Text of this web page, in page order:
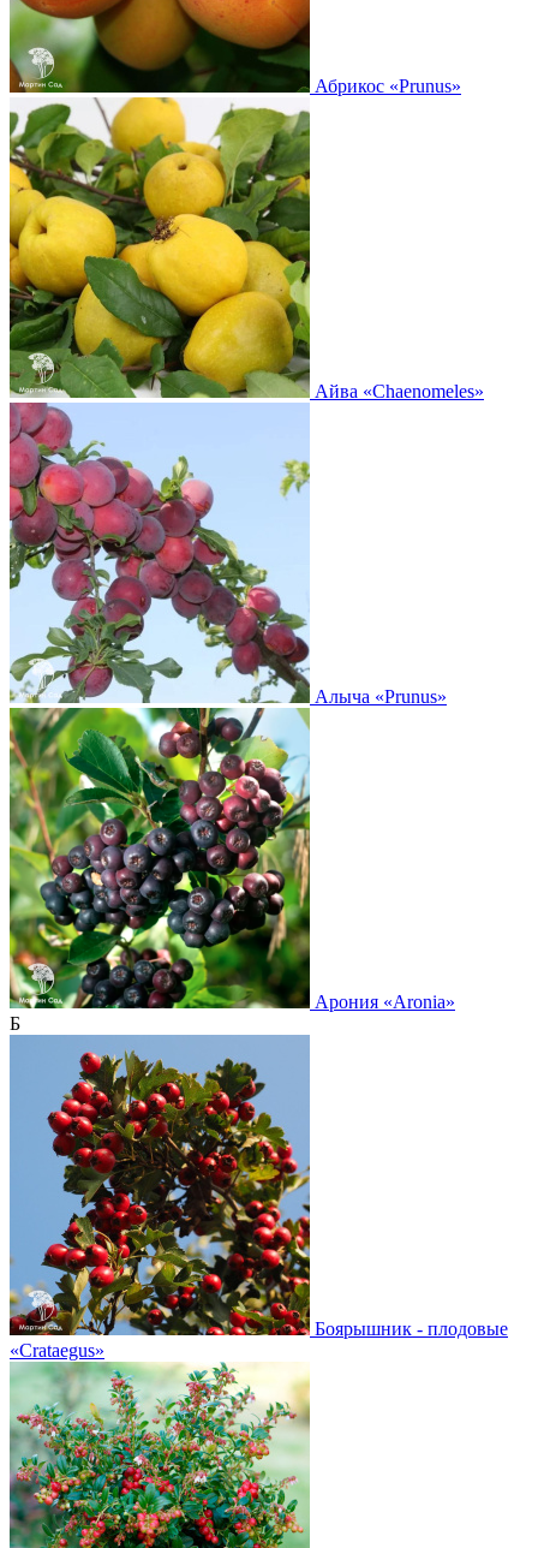
Абрикос «Prunus»
Айва «Chaenomeles»
Алыча «Prunus»
Арония «Aronia»
Б
Боярышник - плодовые
«Crataegus»